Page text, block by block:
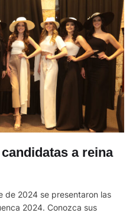
a reina
de 2024 se presentaron las
2024. Conozca sus